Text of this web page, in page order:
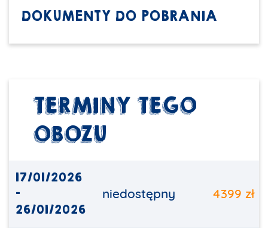
DOKUMENTY DO POBRANIA
TERMINY TEGO
OBOZU
17/01/2026
-
26/01/2026
niedostępny 4399 zł